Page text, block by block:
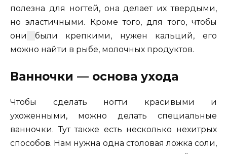
полезна для ногтей, она делает их твердыми,
но эластичными. Кроме того, для того, чтобы
они
были крепкими, нужен кальций, его
можно найти в рыбе, молочных продуктов.
Ванночки — основа ухода
Чтобы сделать ногти красивыми и
ухоженными, можно делать специальные
ванночки. Тут также есть несколько нехитрых
способов. Нам нужна одна столовая ложка соли,